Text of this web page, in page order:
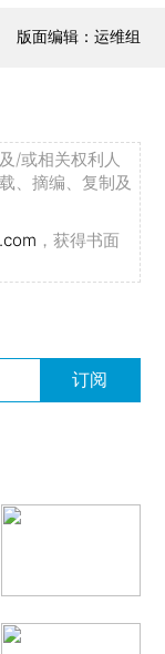
版面编辑：运维组
/或相关权利人
、摘编、复制及
，获得书面
订阅